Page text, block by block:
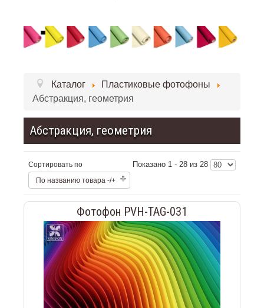
Каталог
Пластиковые фотофоны
Абстракция, геометрия
Абстракция, геометрия
Сортировать по
По названию товара -/+
Показано 1 - 28 из 28
Фотофон PVH-TAG-031